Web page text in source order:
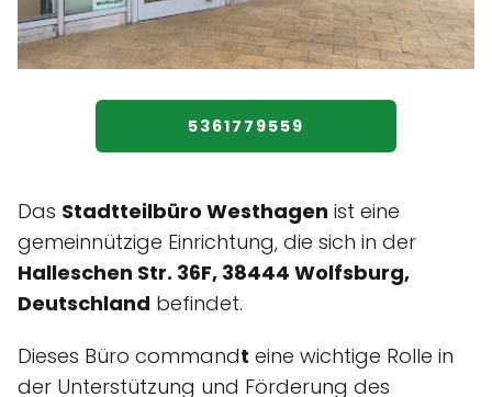
5361779559
Das Stadtteilbüro Westhagen ist eine
gemeinnützige Einrichtung, die sich in der
Halleschen Str. 36F, 38444 Wolfsburg,
Deutschland befindet.
Dieses Büro commandt eine wichtige Rolle in
der Unterstützung und Förderung des